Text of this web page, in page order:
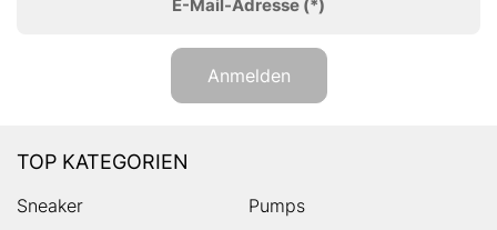
E-Mail-Adresse (*)
Anmelden
TOP KATEGORIEN
Sneaker
Pumps